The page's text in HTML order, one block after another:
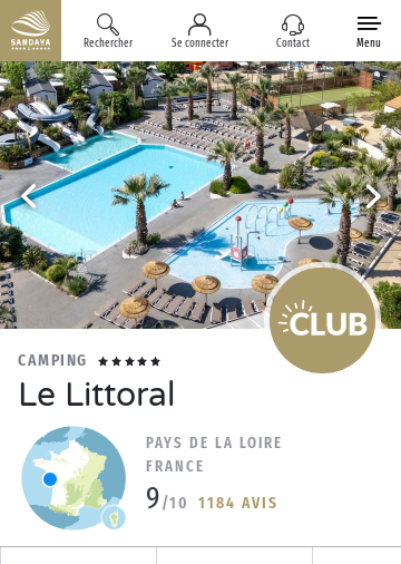
Rechercher Se connecter Contact Menu
CAMPING
Le Littoral
PAYS DE LA LOIRE
FRANCE
9/10 1184 AVIS